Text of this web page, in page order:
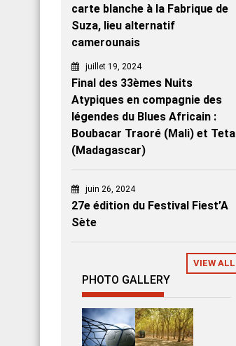
carte blanche à la Fabrique de
Suza, lieu alternatif
camerounais
juillet 19, 2024
Final des 33èmes Nuits
Atypiques en compagnie des
légendes du Blues Africain :
Boubacar Traoré (Mali) et Teta
(Madagascar)
juin 26, 2024
27e édition du Festival Fiest’A
Sète
VIEW ALL
PHOTO GALLERY